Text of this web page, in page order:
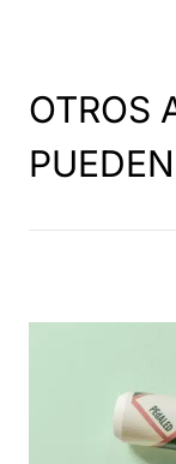
OTROS